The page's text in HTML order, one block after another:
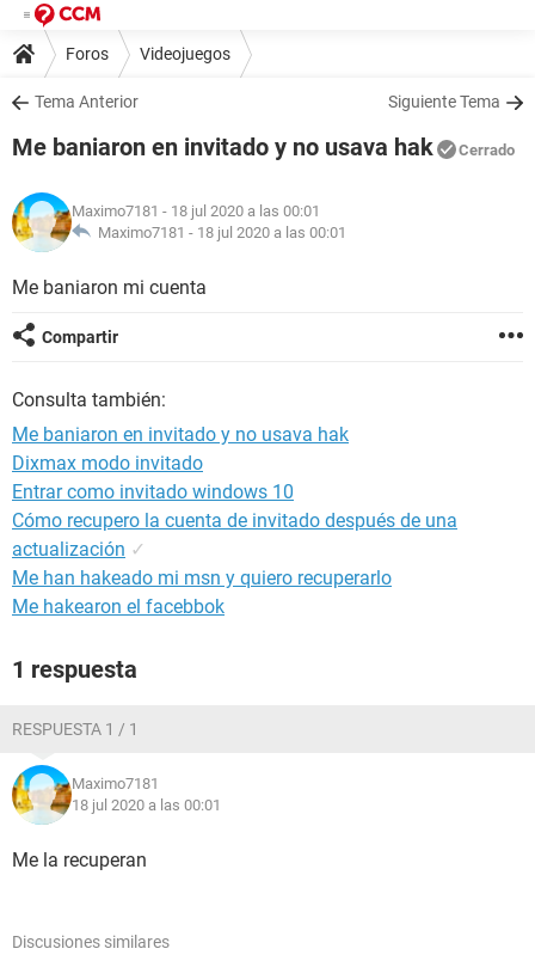
Foros Videojuegos
Tema Anterior Siguiente Tema
Me baniaron en invitado y no usava hak Cerrado
Maximo7181 - 18 jul 2020 a las 00:01
Maximo7181 - 18 jul 2020 a las 00:01
Me baniaron mi cuenta
Compartir
Consulta también:
Me baniaron en invitado y no usava hak
Dixmax modo invitado
Entrar como invitado windows 10
Cómo recupero la cuenta de invitado después de una
actualización ✓
Me han hakeado mi msn y quiero recuperarlo
Me hakearon el facebbok
1 respuesta
RESPUESTA 1 / 1
Maximo7181
18 jul 2020 a las 00:01
Me la recuperan
Discusiones similares